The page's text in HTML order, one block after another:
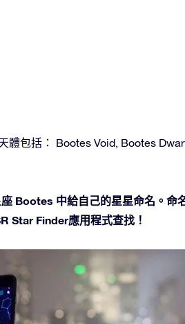
體包括： Bootes Void, Bootes
Bootes 中給自己的星星命名。命
Star Finder應用程式查找！